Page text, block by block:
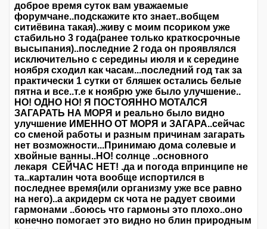
доброе время суток вам уважаемые
форумчане..подскажите кто знает..вобщем
ситиёвина такая)..живу с моим псориком уже
стабильно 3 года(ранее только краткосрочные
высыпания)..последние 2 года он проявлялся
исключительно с середины июля и к середине
ноября сходил как часам...последний год так за
практически 1 сутки от бляшек остались белые
пятна и все..т.е к ноябрю уже было улучшение..
НО! ОДНО НО! Я ПОСТОЯННО МОТАЛСЯ
ЗАГАРАТЬ НА МОРЯ и реально было видно
улучшение ИМЕННО ОТ МОРЯ и ЗАГАРА..сейчас
со сменой работы и разным причинам загарать
нет возможности...Принимаю дома солевые и
хвойные ванны..НО! солнце ..основного
лекаря СЕЙЧАС НЕТ! .да и погода впринципе не
та..карталин чота вообще испортился в
последнее время(или организму уже все равно
на него)..а акридерм ск чота не радует своими
гармонами ..боюсь что гармоны это плохо..оно
конечно помогает это видно но блин природным